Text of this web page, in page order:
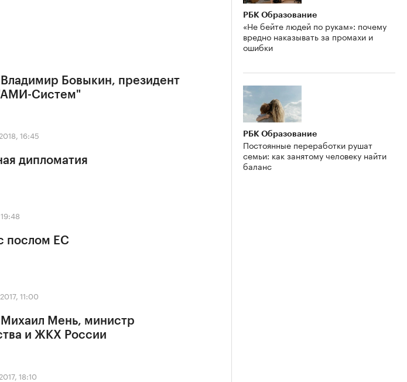
Бовыкин, президент
Систем"
16:45
дипломатия
послом ЕС
11:00
Мень, министр
и ЖКХ России
18:10
РБК Образование
«Не бейте людей по рукам»: почему
вредно наказывать за промахи и
ошибки
РБК Образование
Постоянные переработки рушат
семьи: как занятому человеку найти
баланс